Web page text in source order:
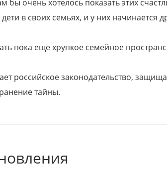
бы очень хотелось показать этих
в своих семьях, и у них начинается
пока еще хрупкое семейное
российское законодательство,
тайны.